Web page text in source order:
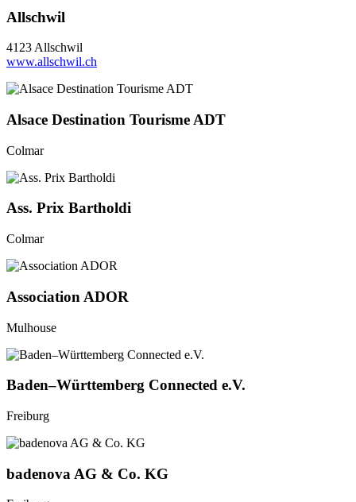
Allschwil
4123 Allschwil
www.allschwil.ch
Alsace Destination Tourisme ADT
Colmar
Ass. Prix Bartholdi
Colmar
Association ADOR
Mulhouse
Baden–Württemberg Connected e.V.
Freiburg
badenova AG & Co. KG